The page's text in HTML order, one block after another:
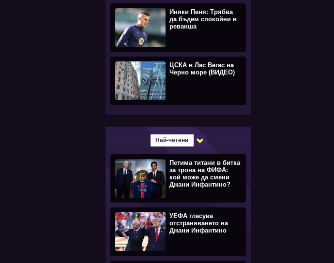
Иняки Пеня: Трябва
да бъдем спокойни в
реванша
ЦСКА в Лас Вегас на
Черно море (ВИДЕО)
Най-четени
Петима титани в битка
за трона на ФИФА:
кой може да смени
Джани Инфантино?
УЕФА гласува
отстраняването на
Джани Инфантино